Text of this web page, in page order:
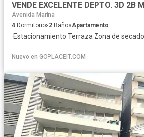
Avenida Marina
4 Dormitorios2 BañosApartamento
·Estacionamiento·Terraza·Zona de secado
Nuevo en GOPLACEIT.COM